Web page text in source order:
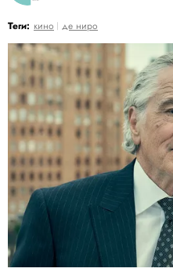
Теги: кино де ниро